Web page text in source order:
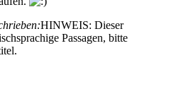
HINWEIS: Dieser
Passagen, bitte